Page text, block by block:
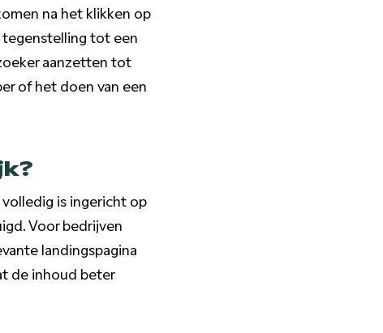
na het klikken op
tot een
aanzetten tot
of het doen van een
is ingericht op
Voor bedrijven
landingspagina
de inhoud beter